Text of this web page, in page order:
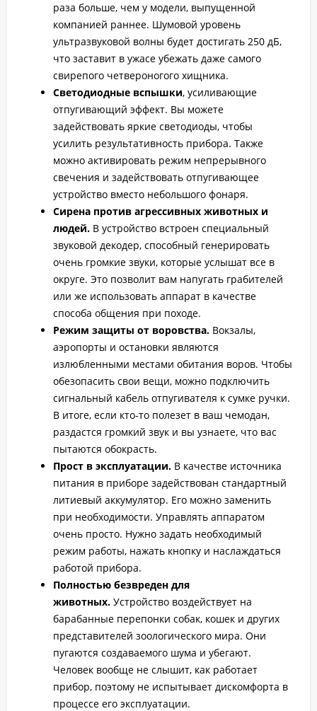
раза больше, чем у модели, выпущенной
компанией раннее. Шумовой уровень
ультразвуковой волны будет достигать 250 дБ,
что заставит в ужасе убежать даже самого
свирепого четвероногого хищника.
Светодиодные вспышки, усиливающие
отпугивающий эффект. Вы можете
задействовать яркие светодиоды, чтобы
усилить результативность прибора. Также
можно активировать режим непрерывного
свечения и задействовать отпугивающее
устройство вместо небольшого фонаря.
Сирена против агрессивных животных и
людей. В устройство встроен специальный
звуковой декодер, способный генерировать
очень громкие звуки, которые услышат все в
округе. Это позволит вам напугать грабителей
или же использовать аппарат в качестве
способа общения при походе.
Режим защиты от воровства. Вокзалы,
аэропорты и остановки являются
излюбленными местами обитания воров. Чтобы
обезопасить свои вещи, можно подключить
сигнальный кабель отпугивателя к сумке ручки.
В итоге, если кто-то полезет в ваш чемодан,
раздастся громкий звук и вы узнаете, что вас
пытаются обокрасть.
Прост в эксплуатации. В качестве источника
питания в приборе задействован стандартный
литиевый аккумулятор. Его можно заменить
при необходимости. Управлять аппаратом
очень просто. Нужно задать необходимый
режим работы, нажать кнопку и наслаждаться
работой прибора.
Полностью безвреден для
животных. Устройство воздействует на
барабанные перепонки собак, кошек и других
представителей зоологического мира. Они
пугаются создаваемого шума и убегают.
Человек вообще не слышит, как работает
прибор, поэтому не испытывает дискомфорта в
процессе его эксплуатации.